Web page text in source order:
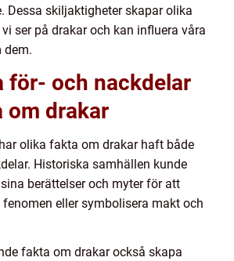
Dessa skiljaktigheter skapar olika
ser på drakar och kan influera våra
dem.
för- och nackdelar
om drakar
olika fakta om drakar haft både
Historiska samhällen kunde
berättelser och myter för att
eller symbolisera makt och
fakta om drakar också skapa